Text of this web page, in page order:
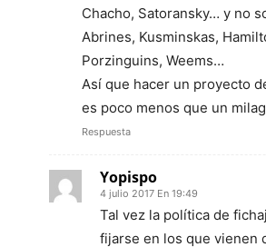
Chacho, Satoransky… y no
Abrines, Kusminskas,
Porzinguins, Weems…
Así que hacer un proyecto
es poco menos que un
Respuesta
Yopispo
4 julio 2017 En 19:49
Tal vez la política de
fijarse en los que vienen